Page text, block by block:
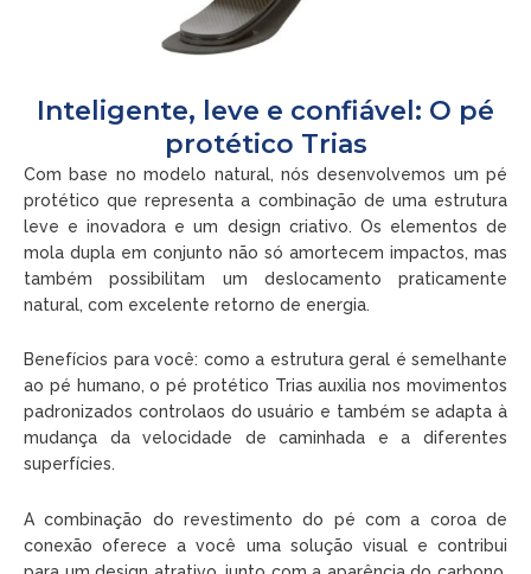
Inteligente, leve e confiável: O pé
protético Trias
Com base no modelo natural, nós desenvolvemos um pé
protético que representa a combinação de uma estrutura
leve e inovadora e um design criativo. Os elementos de
mola dupla em conjunto não só amortecem impactos, mas
também possibilitam um deslocamento praticamente
natural, com excelente retorno de energia.
Benefícios para você: como a estrutura geral é semelhante
ao pé humano, o pé protético Trias auxilia nos movimentos
padronizados controlaos do usuário e também se adapta à
mudança da velocidade de caminhada e a diferentes
superfícies.
A combinação do revestimento do pé com a coroa de
conexão oferece a você uma solução visual e contribui